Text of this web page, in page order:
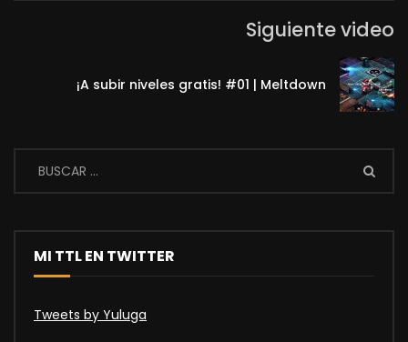
Siguiente video
¡A subir niveles gratis! #01 | Meltdown
MI TTL EN TWITTER
Tweets by Yuluga